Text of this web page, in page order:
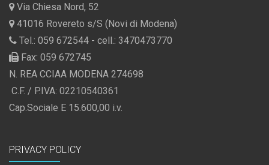
Via Chiesa Nord, 52
41016 Rovereto s/S (Novi di Modena)
Tel.: 059 672544 - cell.: 3470473770
Fax: 059 672745
N. REA CCIAA MODENA 274698
C.F. / P.IVA: 02210540361
Cap.Sociale E 15.600,00 i.v.
PRIVACY POLICY